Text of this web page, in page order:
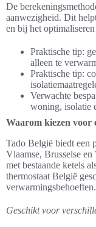
De
aanwezigheid. Dit
en bij het
Praktische tip:
alleen te
Praktische tip:
Verwachte
woning, isolatie
Waarom kiezen voor
Tado België biedt een
Vlaamse, Brusselse
met bestaande ketels
thermostaat België
verwarmingsbehoeften.
Geschikt voor